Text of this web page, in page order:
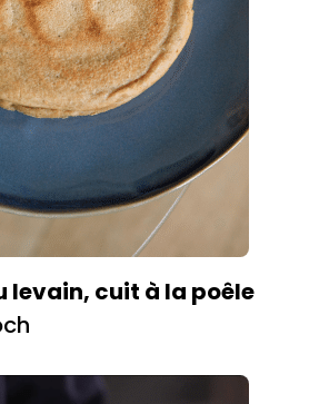
levain, cuit à la poêle